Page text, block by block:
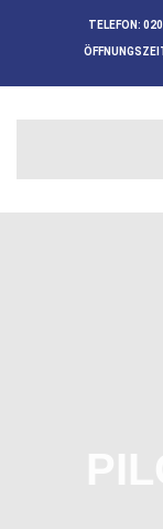
TELEFON: